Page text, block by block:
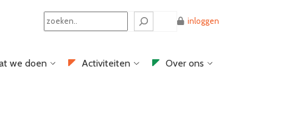
Search
inloggen
we doen Activiteiten Over ons